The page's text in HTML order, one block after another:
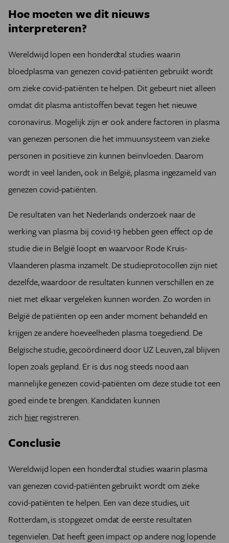
Hoe moeten we dit nieuws
interpreteren?
Wereldwijd lopen een honderdtal studies waarin
bloedplasma van genezen covid-patiënten gebruikt wordt
om zieke covid-patiënten te helpen. Dit gebeurt niet alleen
omdat dit plasma antistoffen bevat tegen het nieuwe
coronavirus. Mogelijk zijn er ook andere factoren in plasma
van genezen personen die het immuunsysteem van zieke
personen in positieve zin kunnen beïnvloeden. Daarom
wordt in veel landen, ook in België, plasma ingezameld van
genezen covid-patiënten.
De resultaten van het Nederlands onderzoek naar de
werking van plasma bij covid-19 hebben geen effect op de
studie die in België loopt en waarvoor Rode Kruis-
Vlaanderen plasma inzamelt. De studieprotocollen zijn niet
dezelfde, waardoor de resultaten kunnen verschillen en ze
niet met elkaar vergeleken kunnen worden. Zo worden in
België de patiënten op een ander moment behandeld en
krijgen ze andere hoeveelheden plasma toegediend. De
Belgische studie, gecoördineerd door UZ Leuven, zal blijven
lopen zoals gepland. Er is dus nog steeds nood aan
mannelijke genezen covid-patiënten om deze studie tot een
goed einde te brengen. Kandidaten kunnen
zich hierregistreren.
Conclusie
Wereldwijd lopen een honderdtal studies waarin plasma
van genezen covid-patiënten gebruikt wordt om zieke
covid-patiënten te helpen. Een van deze studies, uit
Rotterdam, is stopgezet omdat de eerste resultaten
tegenvielen. Dat heeft geen impact op andere nog lopende